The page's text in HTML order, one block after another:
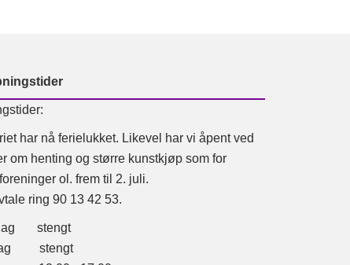
har nå ferielukket. Likevel har vi åpent ved
om henting og større kunstkjøp som for
ol. frem til 2. juli.
ring 90 13 42 53.
stengt
stengt